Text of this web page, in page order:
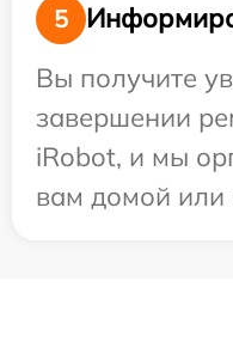
5
Вы получите
завершении
iRobot, и мы
вам домой или